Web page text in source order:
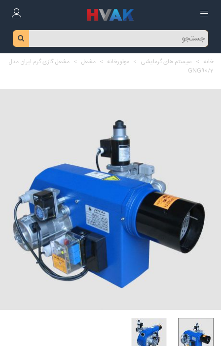
خانه > سیستم های گرمایشی > موتورخانه > مشعل > مشعل گازی گرم ایران مدل
GNG90/2